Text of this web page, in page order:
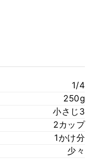
1/4
250g
小さじ3
2カップ
1かけ分
少々